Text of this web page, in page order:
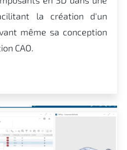
la création d'un
même sa conception
CAO.